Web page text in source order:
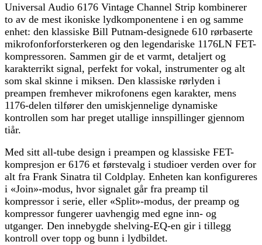
Universal Audio 6176 Vintage Channel Strip kombinerer
to av de mest ikoniske lydkomponentene i en og samme
enhet: den klassiske Bill Putnam-designede 610 rørbaserte
mikrofonforforsterkeren og den legendariske 1176LN FET-
kompressoren. Sammen gir de et varmt, detaljert og
karakterrikt signal, perfekt for vokal, instrumenter og alt
som skal skinne i miksen. Den klassiske rørlyden i
preampen fremhever mikrofonens egen karakter, mens
1176-delen tilfører den umiskjennelige dynamiske
kontrollen som har preget utallige innspillinger gjennom
tiår.
Med sitt all-tube design i preampen og klassiske FET-
kompresjon er 6176 et førstevalg i studioer verden over for
alt fra Frank Sinatra til Coldplay. Enheten kan konfigureres
i «Join»-modus, hvor signalet går fra preamp til
kompressor i serie, eller «Split»-modus, der preamp og
kompressor fungerer uavhengig med egne inn- og
utganger. Den innebygde shelving-EQ-en gir i tillegg
kontroll over topp og bunn i lydbildet.